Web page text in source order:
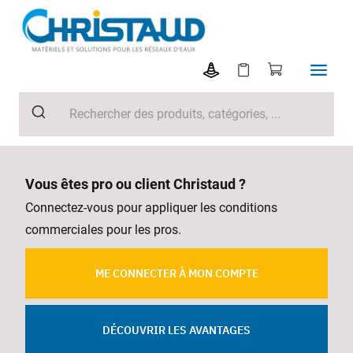
Vous êtes pro ou client Christaud ?
Connectez-vous pour appliquer les conditions
commerciales pour les pros.
ME CONNECTER À MON COMPTE
DÉCOUVRIR LES AVANTAGES